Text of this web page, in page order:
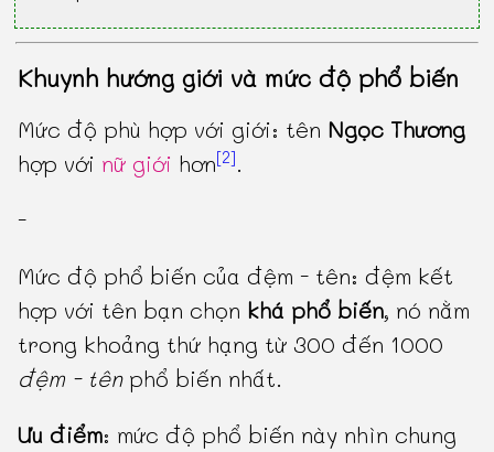
Khuynh hướng giới và mức độ phổ biến
Mức độ phù hợp với giới: tên Ngọc Thương
hợp với nữ giới hơn[2].
-
Mức độ phổ biến của đệm - tên: đệm kết
hợp với tên bạn chọn khá phổ biến, nó nằm
trong khoảng thứ hạng từ 300 đến 1000
đệm - tênphổ biến nhất.
Ưu điểm: mức độ phổ biến này nhìn chung